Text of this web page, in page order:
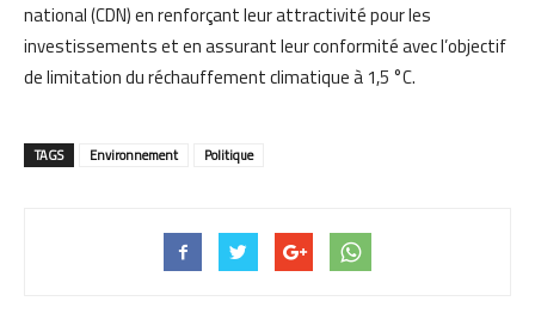
national (CDN) en renforçant leur attractivité pour les
investissements et en assurant leur conformité avec l’objectif
de limitation du réchauffement climatique à 1,5 °C.
TAGS Environnement Politique